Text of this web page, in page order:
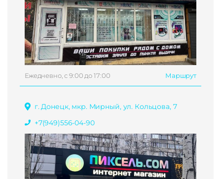
Ежедневно, с 9:00 до 17:00 Маршрут
г. Донецк, мкр. Мирный, ул. Кольцова, 7
+7(949)556-04-90